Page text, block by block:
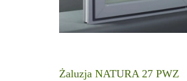
Żaluzja NATURA 27 PWZ